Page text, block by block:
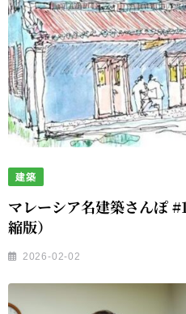
建築
マレーシア名建築さんぽ
縮版）
2026-02-02